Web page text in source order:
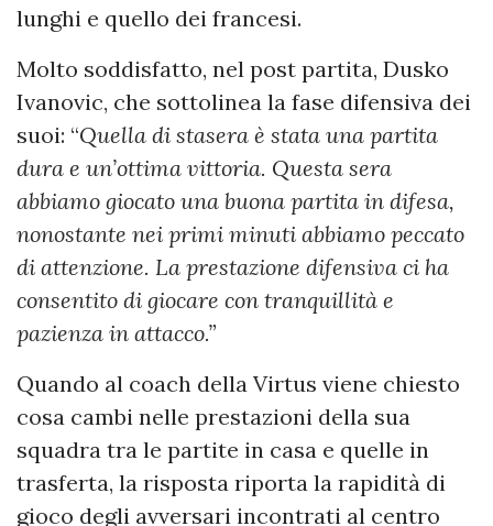
lunghi e quello dei francesi.
Molto soddisfatto, nel post partita, Dusko
Ivanovic, che sottolinea la fase difensiva dei
suoi: “Quella di stasera è stata una partita
dura e un’ottima vittoria. Questa sera
abbiamo giocato una buona partita in difesa,
nonostante nei primi minuti abbiamo peccato
di attenzione. La prestazione difensiva ci ha
consentito di giocare con tranquillità e
pazienza in attacco.”
Quando al coach della Virtus viene chiesto
cosa cambi nelle prestazioni della sua
squadra tra le partite in casa e quelle in
trasferta, la risposta riporta la rapidità di
gioco degli avversari incontrati al centro